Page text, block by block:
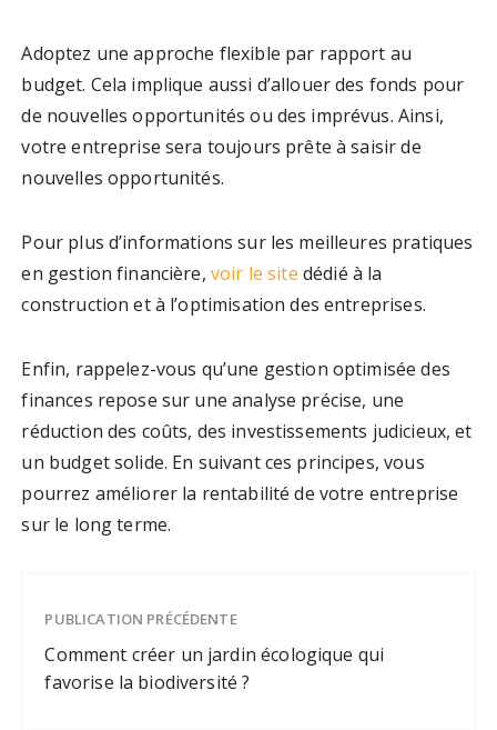
Adoptez une approche flexible par rapport au
budget. Cela implique aussi d’allouer des fonds pour
de nouvelles opportunités ou des imprévus. Ainsi,
votre entreprise sera toujours prête à saisir de
nouvelles opportunités.
Pour plus d’informations sur les meilleures pratiques
en gestion financière, voir le site dédié à la
construction et à l’optimisation des entreprises.
Enfin, rappelez-vous qu’une gestion optimisée des
finances repose sur une analyse précise, une
réduction des coûts, des investissements judicieux, et
un budget solide. En suivant ces principes, vous
pourrez améliorer la rentabilité de votre entreprise
sur le long terme.
PUBLICATION PRÉCÉDENTE
Comment créer un jardin écologique qui
favorise la biodiversité ?